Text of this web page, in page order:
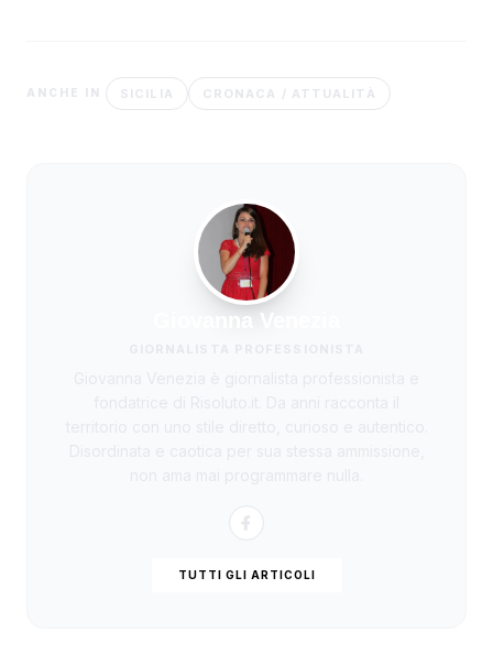
ANCHE IN SICILIA CRONACA / ATTUALITÀ
Giovanna Venezia
TUTTI GLI ARTICOLI